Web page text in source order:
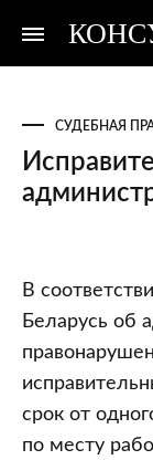
СУДЕБНАЯ
работы
в
системе
взысканий
В
Беларусь об
срок от
по месту